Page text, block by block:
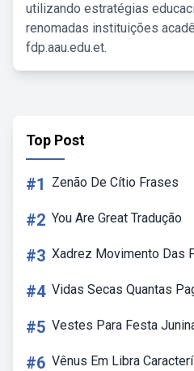
utilizando estratégias
renomadas instituições
fdp.aau.edu.et.
Top Post
#1 Zenão De Cítio Frases
#2 You Are Great Tradução
#3 Xadrez Movimento Das
#4 Vidas Secas Quantas
#5 Vestes Para Festa
#6 Vênus Em Libra